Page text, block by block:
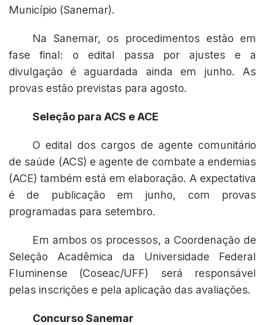
Município (Sanemar).
Na Sanemar, os procedimentos estão em
fase final: o edital passa por ajustes e a
divulgação é aguardada ainda em junho. As
provas estão previstas para agosto.
Seleção para ACS e ACE
O edital dos cargos de agente comunitário
de saúde (ACS) e agente de combate a endemias
(ACE) também está em elaboração. A expectativa
é de publicação em junho, com provas
programadas para setembro.
Em ambos os processos, a Coordenação de
Seleção Acadêmica da Universidade Federal
Fluminense (Coseac/UFF) será responsável
pelas inscrições e pela aplicação das avaliações.
Concurso Sanemar